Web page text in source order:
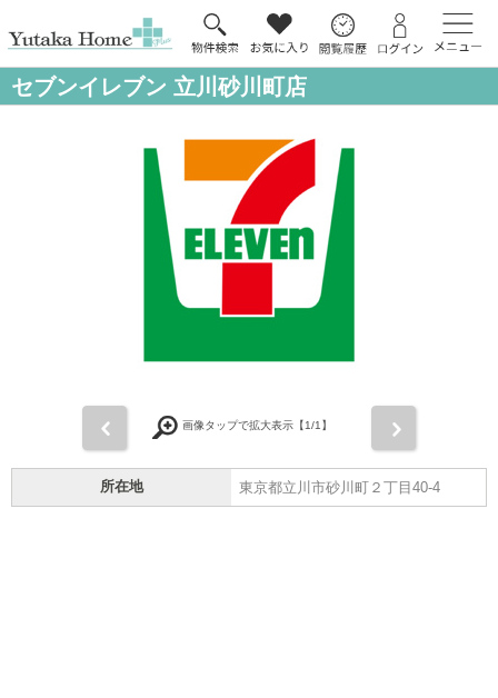
セブンイレブン 立川砂川町店
画像タップで拡大表示【1/1】
所在地 東京都立川市砂川町２丁目40-4